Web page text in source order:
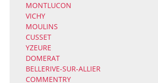
MONTLUCON
VICHY
MOULINS
CUSSET
YZEURE
DOMERAT
BELLERIVE-SUR-ALLIER
COMMENTRY